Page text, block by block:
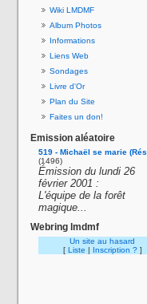
Wiki LMDMF
Album Photos
Informations
Liens Web
Sondages
Livre d'Or
Plan du Site
Faites un don!
Emission aléatoire
519 - Michaël se marie
(1496)
Émission du lundi 26
février 2001 :
L'équipe de la forêt
magique...
Webring lmdmf
Un site au hasard
[ Liste | Inscription ? ]